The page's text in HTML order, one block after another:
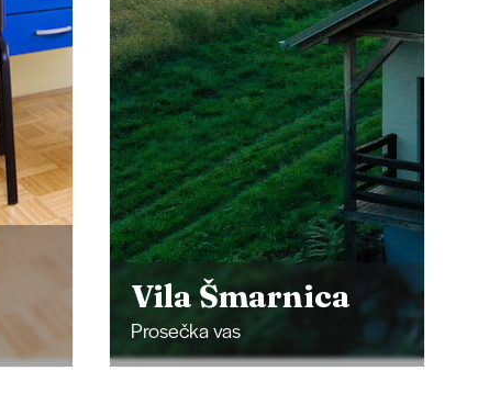
Pizzeria Zvezda
Beltinci
Beltinci